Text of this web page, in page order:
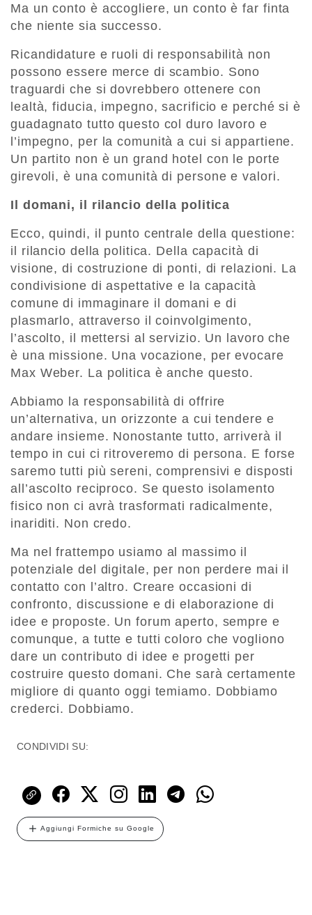
Ma un conto è accogliere, un conto è far finta
che niente sia successo.
Ricandidature e ruoli di responsabilità non
possono essere merce di scambio. Sono
traguardi che si dovrebbero ottenere con
lealtà, fiducia, impegno, sacrificio e perché si è
guadagnato tutto questo col duro lavoro e
l’impegno, per la comunità a cui si appartiene.
Un partito non è un grand hotel con le porte
girevoli, è una comunità di persone e valori.
Il domani, il rilancio della politica
Ecco, quindi, il punto centrale della questione:
il rilancio della politica. Della capacità di
visione, di costruzione di ponti, di relazioni. La
condivisione di aspettative e la capacità
comune di immaginare il domani e di
plasmarlo, attraverso il coinvolgimento,
l’ascolto, il mettersi al servizio. Un lavoro che
è una missione. Una vocazione, per evocare
Max Weber. La politica è anche questo.
Abbiamo la responsabilità di offrire
un’alternativa, un orizzonte a cui tendere e
andare insieme. Nonostante tutto, arriverà il
tempo in cui ci ritroveremo di persona. E forse
saremo tutti più sereni, comprensivi e disposti
all’ascolto reciproco. Se questo isolamento
fisico non ci avrà trasformati radicalmente,
inariditi. Non credo.
Ma nel frattempo usiamo al massimo il
potenziale del digitale, per non perdere mai il
contatto con l’altro. Creare occasioni di
confronto, discussione e di elaborazione di
idee e proposte. Un forum aperto, sempre e
comunque, a tutte e tutti coloro che vogliono
dare un contributo di idee e progetti per
costruire questo domani. Che sarà certamente
migliore di quanto oggi temiamo. Dobbiamo
crederci. Dobbiamo.
CONDIVIDI SU:
Aggiungi Formiche su Google